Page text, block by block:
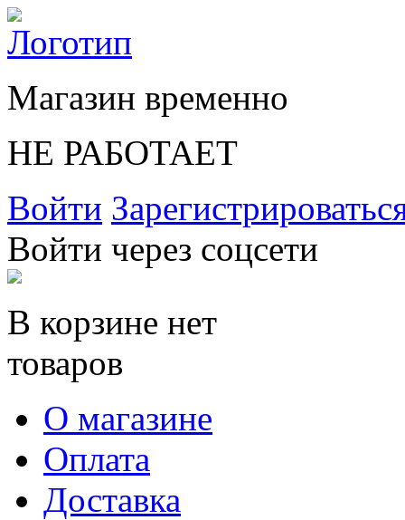
Магазин временно
НЕ РАБОТАЕТ
Войти
Войти через соцсети
В корзине нет
товаров
О магазине
Оплата
Доставка